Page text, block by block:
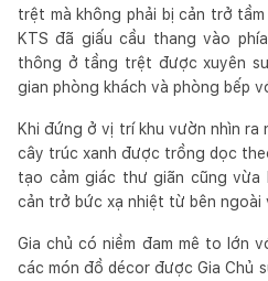
trệt mà không phải bị cản trở
KTS đã giấu cầu thang vào
thông ở tầng trệt được xuyên
gian phòng khách và phòng bếp
Khi đứng ở vị trí khu vườn nhìn ra
cây trúc xanh được trồng dọc
tạo cảm giác thư giãn cũng vừa
cản trở bức xạ nhiệt từ bên ngoài
Gia chủ có niềm đam mê to lớn
các món đồ décor được Gia Chủ